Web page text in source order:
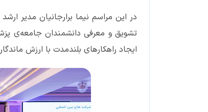
در این مراسم نیما برارجانیان مدیر
تشویق و معرفی دانشمندان جامعه‌ی
ایجاد راهکارهای بلندمدت با ارزش